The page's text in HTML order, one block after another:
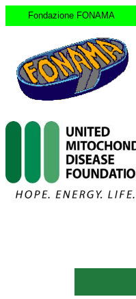
Fondazione FONAMA